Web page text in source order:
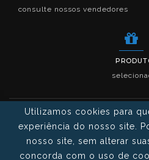
Utilizamos cookies para
experiência do nosso site.
nosso site, sem alterar
concorda com o uso de
consulte nossos vendedores